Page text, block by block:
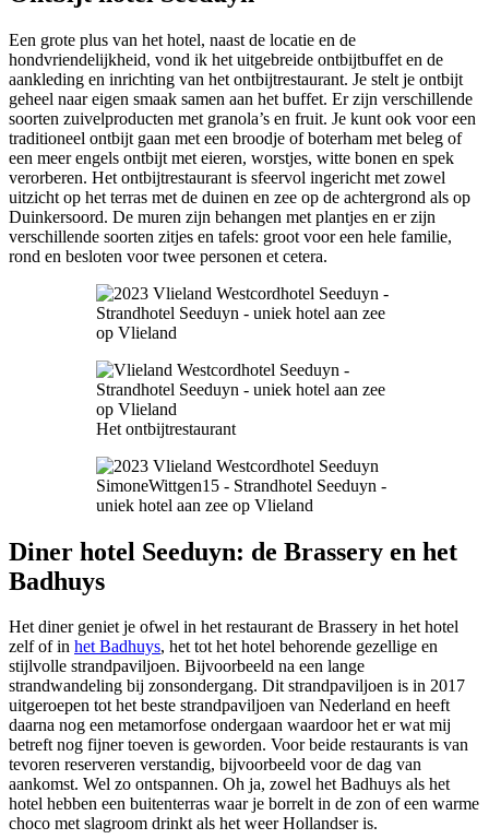
Een grote plus van het hotel, naast de locatie en de
hondvriendelijkheid, vond ik het uitgebreide ontbijtbuffet en de
aankleding en inrichting van het ontbijtrestaurant. Je stelt je ontbijt
geheel naar eigen smaak samen aan het buffet. Er zijn verschillende
soorten zuivelproducten met granola’s en fruit. Je kunt ook voor een
traditioneel ontbijt gaan met een broodje of boterham met beleg of
een meer engels ontbijt met eieren, worstjes, witte bonen en spek
verorberen. Het ontbijtrestaurant is sfeervol ingericht met zowel
uitzicht op het terras met de duinen en zee op de achtergrond als op
Duinkersoord. De muren zijn behangen met plantjes en er zijn
verschillende soorten zitjes en tafels: groot voor een hele familie,
rond en besloten voor twee personen et cetera.
Het ontbijtrestaurant
Diner hotel Seeduyn: de Brassery en het
Badhuys
Het diner geniet je ofwel in het restaurant de Brassery in het hotel
zelf of in het Badhuys, het tot het hotel behorende gezellige en
stijlvolle strandpaviljoen. Bijvoorbeeld na een lange
strandwandeling bij zonsondergang. Dit strandpaviljoen is in 2017
uitgeroepen tot het beste strandpaviljoen van Nederland en heeft
daarna nog een metamorfose ondergaan waardoor het er wat mij
betreft nog fijner toeven is geworden. Voor beide restaurants is van
tevoren reserveren verstandig, bijvoorbeeld voor de dag van
aankomst. Wel zo ontspannen. Oh ja, zowel het Badhuys als het
hotel hebben een buitenterras waar je borrelt in de zon of een warme
choco met slagroom drinkt als het weer Hollandser is.